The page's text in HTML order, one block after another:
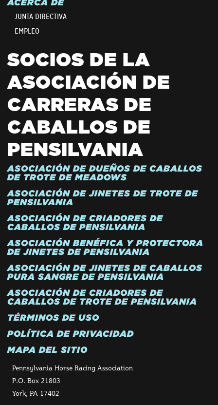
ACERCA DE
JUNTA DIRECTIVA
EMPLEO
SOCIOS DE LA
ASOCIACIÓN DE
CARRERAS DE
CABALLOS DE
PENSILVANIA
ASOCIACIÓN DE DUEÑOS DE CABALLOS
DE TROTE DE MEADOWS
ASOCIACIÓN DE JINETES DE TROTE DE
PENSILVANIA
ASOCIACIÓN DE CRIADORES DE
CABALLOS DE PENSILVANIA
ASOCIACIÓN BENÉFICA Y PROTECTORA
DE JINETES DE PENSILVANIA
ASOCIACIÓN DE JINETES DE CABALLOS
PURA SANGRE DE PENSILVANIA
ASOCIACIÓN DE CRIADORES DE
CABALLOS DE TROTE DE PENSILVANIA
TÉRMINOS DE USO
POLÍTICA DE PRIVACIDAD
MAPA DEL SITIO
Pennsylvania Horse Racing Association
P.O. Box 21803
York, PA 17402